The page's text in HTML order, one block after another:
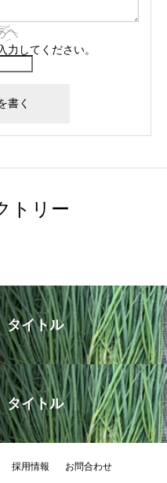
力してください。
トリー
タイトル
タイトル
採用情報 お問合わせ